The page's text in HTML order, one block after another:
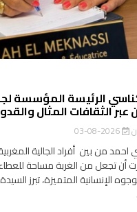
الرئيسة المؤسسة
عبر الثقافات المثال
2026-08-03
من بين أفراد الجالية المغربية
أن تجعل من الغربة مساحة
الإنسانية المتميزة، تبرز